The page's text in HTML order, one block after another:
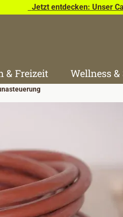
Jetzt entdecken: Unser
& Freizeit Wellness &